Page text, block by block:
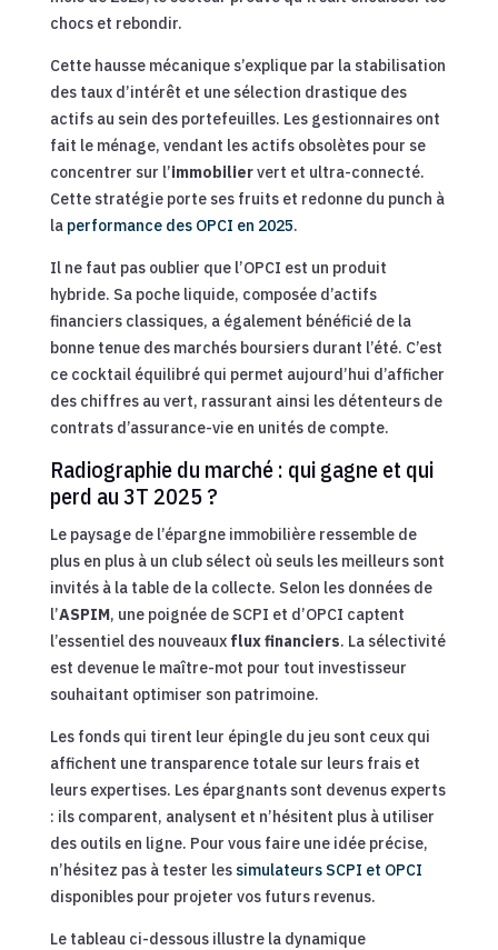
chocs et rebondir.
Cette hausse mécanique s’explique par la stabilisation
des taux d’intérêt et une sélection drastique des
actifs au sein des portefeuilles. Les gestionnaires ont
fait le ménage, vendant les actifs obsolètes pour se
concentrer sur l’immobiliervert et ultra-connecté.
Cette stratégie porte ses fruits et redonne du punch à
la performance des OPCI en 2025.
Il ne faut pas oublier que l’OPCI est un produit
hybride. Sa poche liquide, composée d’actifs
financiers classiques, a également bénéficié de la
bonne tenue des marchés boursiers durant l’été. C’est
ce cocktail équilibré qui permet aujourd’hui d’afficher
des chiffres au vert, rassurant ainsi les détenteurs de
contrats d’assurance-vie en unités de compte.
Radiographie du marché : qui gagne et qui
perd au 3T 2025 ?
Le paysage de l’épargne immobilière ressemble de
plus en plus à un club sélect où seuls les meilleurs sont
invités à la table de la collecte. Selon les données de
l’ASPIM, une poignée de SCPI et d’OPCI captent
l’essentiel des nouveaux flux financiers. La sélectivité
est devenue le maître-mot pour tout investisseur
souhaitant optimiser son patrimoine.
Les fonds qui tirent leur épingle du jeu sont ceux qui
affichent une transparence totale sur leurs frais et
leurs expertises. Les épargnants sont devenus experts
: ils comparent, analysent et n’hésitent plus à utiliser
des outils en ligne. Pour vous faire une idée précise,
n’hésitez pas à tester les simulateurs SCPI et OPCI
disponibles pour projeter vos futurs revenus.
Le tableau ci-dessous illustre la dynamique